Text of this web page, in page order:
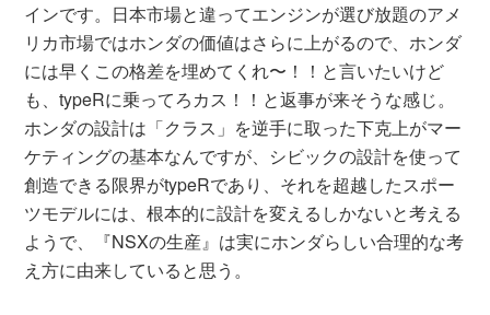
インです。日本市場と違ってエンジンが選び放題のアメ
リカ市場ではホンダの価値はさらに上がるので、ホンダ
には早くこの格差を埋めてくれ〜！！と言いたいけど
も、typeRに乗ってろカス！！と返事が来そうな感じ。
ホンダの設計は「クラス」を逆手に取った下克上がマー
ケティングの基本なんですが、シビックの設計を使って
創造できる限界がtypeRであり、それを超越したスポー
ツモデルには、根本的に設計を変えるしかないと考える
ようで、『NSXの生産』は実にホンダらしい合理的な考
え方に由来していると思う。